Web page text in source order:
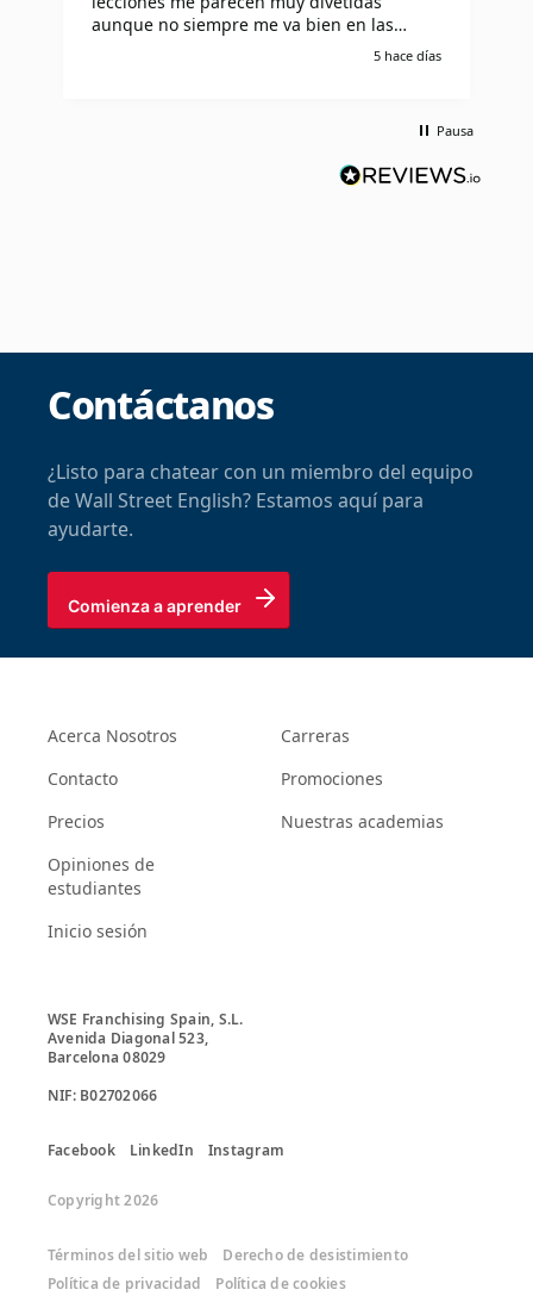
aunque no siempre me va bien en las
lecciones pero aprendo muy rapido de mis
5 hace días
Pausa
Contáctanos
¿Listo para chatear con un miembro del equipo
de Wall Street English? Estamos aquí para
ayudarte.
Comienza a aprender
Acerca Nosotros
Contacto
Precios
Opiniones de
estudiantes
Inicio sesión
Carreras
Promociones
Nuestras academias
WSE Franchising Spain, S.L.
Avenida Diagonal 523,
Barcelona 08029
Facebook LinkedIn Instagram
Copyright 2026
Términos del sitio web
Derecho de desistimiento
Política de privacidad
Política de cookies